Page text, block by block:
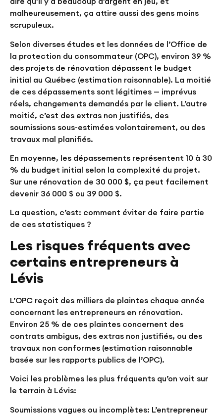
malheureusement, ça attire aussi des gens moins
scrupuleux.
Selon diverses études et les données de l’Office de
la protection du consommateur (OPC), environ 39 %
des projets de rénovation dépassent le budget
initial au Québec (estimation raisonnable). La moitié
de ces dépassements sont légitimes — imprévus
réels, changements demandés par le client. L’autre
moitié, c’est des extras non justifiés, des
soumissions sous-estimées volontairement, ou des
travaux mal planifiés.
En moyenne, les dépassements représentent 10 à 30
% du budget initial selon la complexité du projet.
Sur une rénovation de 30 000 $, ça peut facilement
devenir 36 000 $ ou 39 000 $.
La question, c’est: comment éviter de faire partie
de ces statistiques ?
Les risques fréquents avec
certains entrepreneurs à
Lévis
L’OPC reçoit des milliers de plaintes chaque année
concernant les entrepreneurs en rénovation.
Environ 25 % de ces plaintes concernent des
contrats ambigus, des extras non justifiés, ou des
travaux non conformes (estimation raisonnable
basée sur les rapports publics de l’OPC).
Voici les problèmes les plus fréquents qu’on voit sur
le terrain à Lévis:
Soumissions vagues ou incomplètes: L’entrepreneur